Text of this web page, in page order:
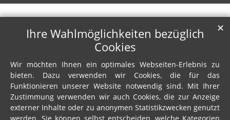
Ihre Wahlmöglichkeiten bezüglich
Cookies
Wir möchten Ihnen ein optimales Webseiten-Erlebnis zu
bieten. Dazu verwenden wir Cookies, die für das
Funktionieren unserer Website notwendig sind. Mit Ihrer
Zustimmung verwenden wir auch Cookies, die zur Anzeige
externer Inhalte oder zu anonymen Statistikzwecken genutzt
✕